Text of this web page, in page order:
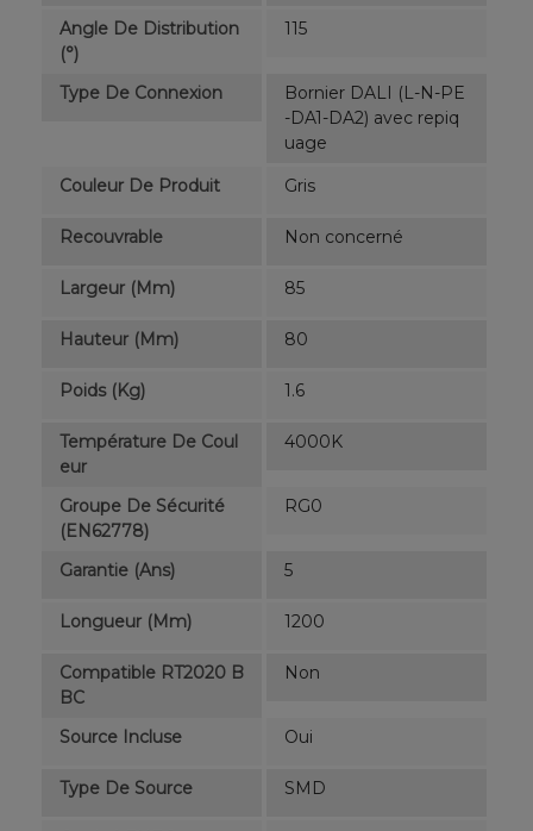
Angle De Distribution
(°)
115
Type De Connexion
Bornier DALI (L-N-PE
-DA1-DA2) avec repiq
uage
Couleur De Produit
Gris
Recouvrable Non concerné
Largeur (mm) 85
Hauteur (mm) 80
Poids (kg) 1.6
Température De Coul
Eur
4000K
Groupe De Sécurité
(EN62778)
RG0
Garantie (ans) 5
Longueur (mm) 1200
Compatible RT2020 B
BC
Non
Source Incluse Oui
Type De Source SMD